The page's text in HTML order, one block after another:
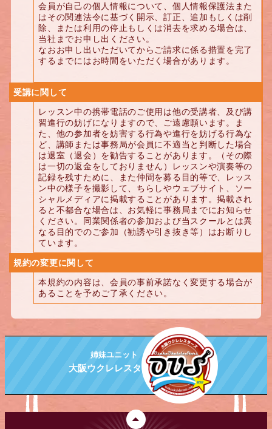
会員が自己の個人情報について、個人情報保護法また
はその関連法令に基づく開示、訂正、追加もしくは削
除、または利用の停止もしくは消去を求める場合は、
当社までお申し出ください。
なおお申し出いただいてからご請求に係る措置を完了
するまでにはお時間をいただく場合があります。
受講に関して
レッスン中の携帯電話のご使用は他の受講者、及び講
習進行の妨げになりますので、ご遠慮願います。ま
た、他の参加者を妨害する行為や進行を妨げる行為な
ど、講師または事務局が会員に不適当と判断した場合
は退室（退会）を勧告することがあります。（その際
は一切の返金をしておりません）レッスンや演奏等の
記録を残すために、また仲間を募る目的等で、レッス
ン中の様子を撮影して、ちらしやウェブサイト、ソー
シャルメディアに掲載することがあります。掲載され
ると不都合な場合は、お気軽に事務局までにお知らせ
ください。同業関係者の参加および当スクールとは異
なる目的でのご参加（勧誘や引き抜き等）はお断りし
ています。
規約の変更に関して
本規約の内容は、会員の事前承諾なく変更する場合が
あることを予めご了承ください。
姉妹ユニット
大阪ウクレレスターズ